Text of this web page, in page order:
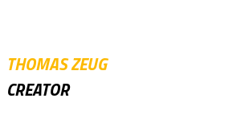
THOMAS ZEUG
CREATOR